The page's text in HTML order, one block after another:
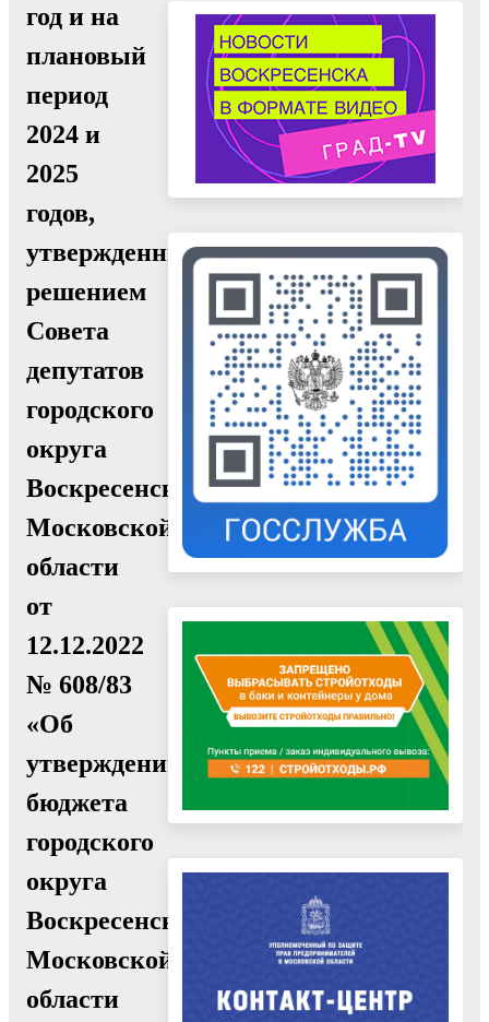
год и на
плановый
период
2024 и
2025
годов,
утвержденный
решением
Совета
депутатов
городского
округа
Воскресенск
Московской
области
от
12.12.2022
№ 608/83
«Об
утверждении
бюджета
городского
округа
Воскресенск
Московской
области